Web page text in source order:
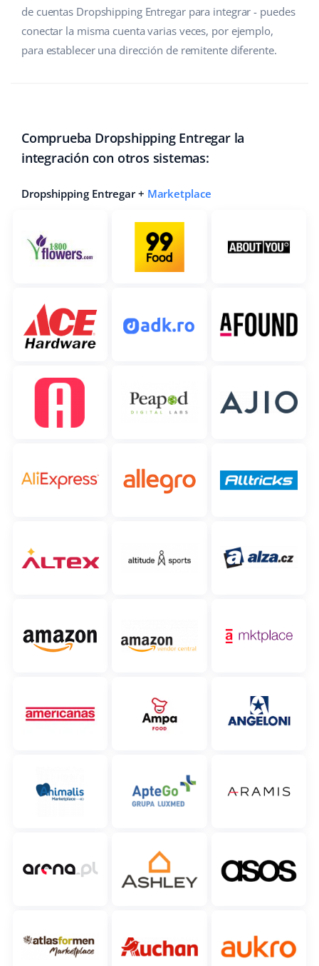
de cuentas Dropshipping Entregar para integrar - puedes
conectar la misma cuenta varias veces, por ejemplo,
para establecer una dirección de remitente diferente.
Comprueba Dropshipping Entregar la
integración con otros sistemas:
Dropshipping Entregar + Marketplace